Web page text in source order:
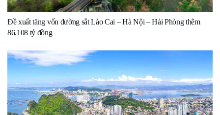
Đề xuất tăng vốn đường sắt Lào Cai – Hà Nội – Hải Phòng thêm
86.108 tỷ đồng